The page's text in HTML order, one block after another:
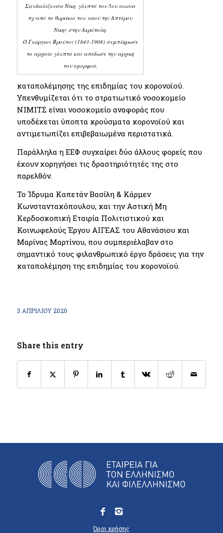
Σανδαλίζουσα Νίκη, γλυπτό του 5ου αιώνα
πχ από το θωράκιο του ναού της Απτέρου
Νίκης στην Ακρόπολη.
Ο Γεώργιος Βρούτος (1843-1908) συμπλήρωσε
το αρχαίο γλυπτό και απέδωσε την αρχική
του ομορφιά.
καταπολέμησης της επιδημίας του κορονοϊού.
Υπενθυμίζεται ότι το στρατιωτικό νοσοκομείο
ΝΙΜΙΤΣ είναι νοσοκομείο αναφοράς που
υποδέχεται ύποπτα κρούσματα κορονοϊού και
αντιμετωπίζει επιβεβαιωμένα περιστατικά.
Παράλληλα η ΕΕΦ συγχαίρει δύο άλλους φορείς που
έχουν χορηγήσει τις δραστηριότητές της στο
παρελθόν.
Το Ίδρυμα Καπετάν Βασίλη & Κάρμεν
Κωνσταντακόπουλου, και την Αστική Μη
Κερδοσκοπική Εταιρία Πολιτιστικού και
Κοινωφελούς Έργου ΑΙΓΕΑΣ του Αθανάσιου και
Μαρίνας Μαρτίνου, που συμπεριέλαβαν στο
σημαντικό τους φιλανθρωπικό έργο δράσεις για την
καταπολέμηση της επιδημίας του κορονοϊού.
3 ΑΠΡΙΛΊΟΥ 2020
Share this entry
Όροι χρήσης